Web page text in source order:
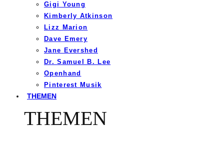
Gigi Young
Kimberly Atkinson
Lizz Marion
Dave Emery
Jane Evershed
Dr. Samuel B. Lee
Openhand
Pinterest Musik
THEMEN
THEMEN